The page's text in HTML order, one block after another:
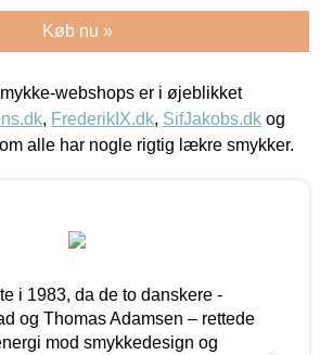
Køb nu »
webshops er i øjeblikket
, FrederikIX.dk, SifJakobs.dk og
alle har nogle rigtig lækre smykker.
i 1983, da de to danskere -
og Thomas Adamsen – rettede
mod smykkedesign og